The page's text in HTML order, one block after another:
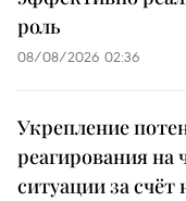
роль
08/08/2026 02:36
Укрепление
реагирования на
ситуации за счёт